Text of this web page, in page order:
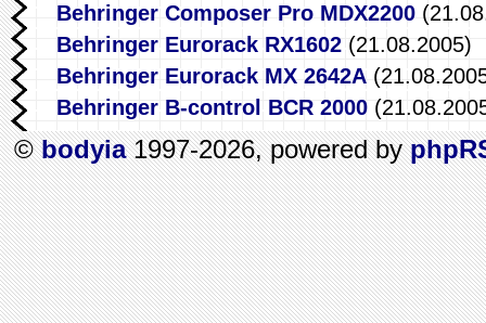
Behringer Composer Pro MDX2200
Behringer Eurorack RX1602 (21.08.2005)
Behringer Eurorack MX 2642A
Behringer B-control BCR 2000
©bodyia1997-2026, powered by